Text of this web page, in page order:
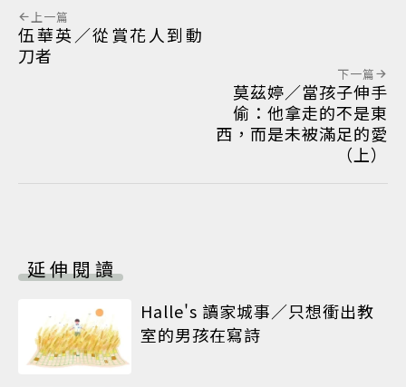
上一篇
伍華英／從賞花人到動
刀者
下一篇
莫茲婷／當孩子伸手
偷：他拿走的不是東
西，而是未被滿足的愛
（上）
延伸閱讀
Halle's 讀家城事／只想衝出教
室的男孩在寫詩